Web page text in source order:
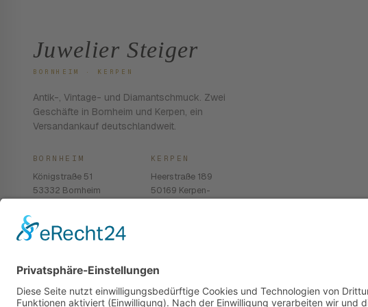
Juwelier Steiger
BORNHEIM · KERPEN
Antik-, Vintage- und Diamantschmuck. Zwei
Geschäfte in Bornheim und Kerpen, ein
Versandankauf deutschlandweit.
BORNHEIM
Königstraße 51
53332 Bornheim
KERPEN
Heerstraße 189
50169 Kerpen-